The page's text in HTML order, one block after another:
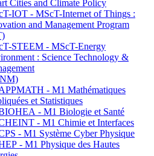
Cities and Climate Policy
IOT - MScT-Internet of Things :
and Management Program
STEEM - MScT-Energy
: Science Technology &
- M1 Mathématiques
et Statistiques
- M1 Biologie et Santé
- M1 Chimie et Interfaces
- M1 Système Cyber Physique
- M1 Physique des Hautes